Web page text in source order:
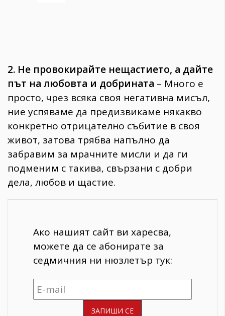
2. Не провокирайте нещастието, а дайте
път на любовта и добрината – Много е
просто, чрез всяка своя негативна мисъл,
ние успяваме да предизвикаме някакво
конкретно отрицателно събитие в своя
живот, затова трябва напълно да
забравим за мрачните мисли и да ги
подменим с такива, свързани с добри
дела, любов и щастие.
Ако нашият сайт ви харесва,
можете да се абонирате за
седмичния ни нюзлетър тук: